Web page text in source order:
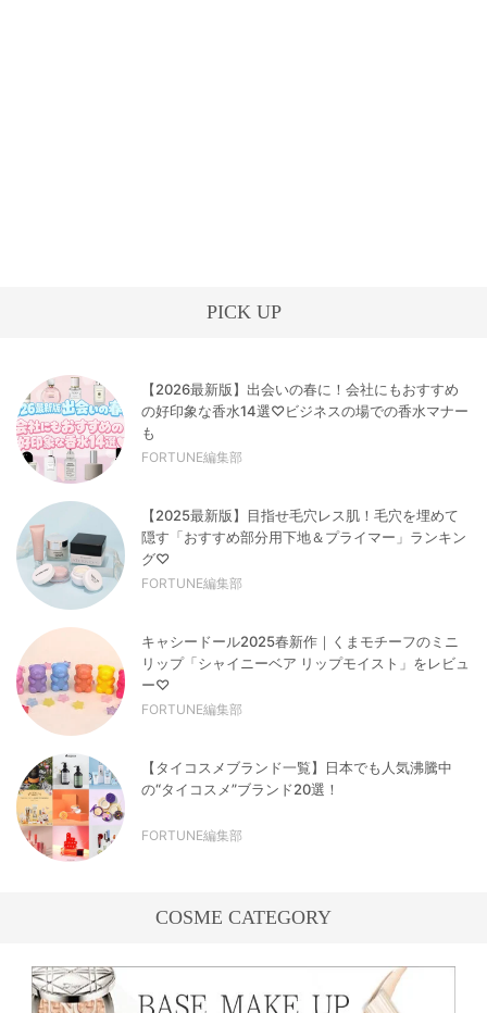
PICK UP
【2026最新版】出会いの春に！会社にもおすすめ
の好印象な香水14選♡ビジネスの場での香水マナー
も
FORTUNE編集部
【2025最新版】目指せ毛穴レス肌！毛穴を埋めて
隠す「おすすめ部分用下地＆プライマー」ランキン
グ♡
FORTUNE編集部
キャシードール2025春新作｜くまモチーフのミニ
リップ「シャイニーベア リップモイスト」をレビュ
ー♡
FORTUNE編集部
【タイコスメブランド一覧】日本でも人気沸騰中
の“タイコスメ”ブランド20選！
FORTUNE編集部
COSME CATEGORY